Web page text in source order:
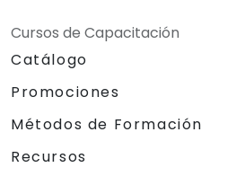
Cursos de Capacitación
Catálogo
Promociones
Métodos de Formación
Recursos